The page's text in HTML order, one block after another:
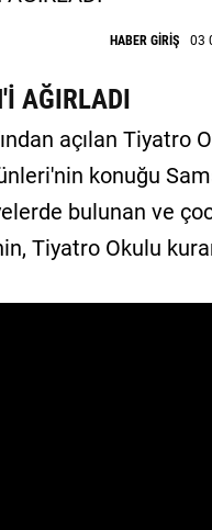
HABER GİRİŞ 03
AĞIRLADI
açılan Tiyatro
konuğu
bulunan ve
Tiyatro Okulu